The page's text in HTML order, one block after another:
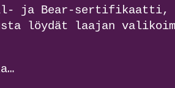
ja Bear-sertifikaatti,
löydät laajan